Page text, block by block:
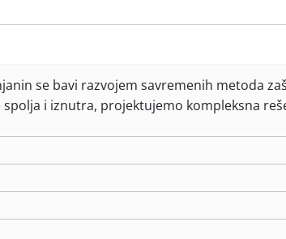
se bavi razvojem savremenih metoda
spolja i iznutra, projektujemo kompleksna